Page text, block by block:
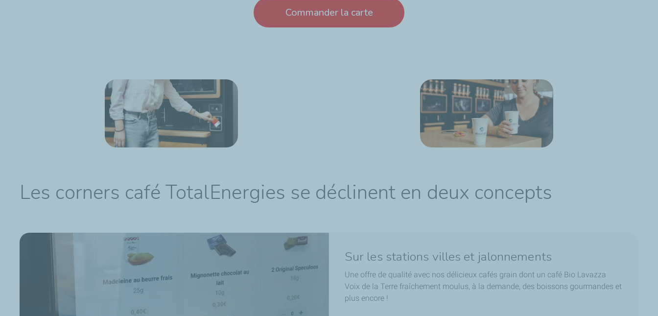
Commander la carte
Les corners café TotalEnergies se déclinent en deux concepts
Sur les stations villes et jalonnements
Une offre de qualité avec nos délicieux cafés grain dont un café Bio Lavazza
Voix de la Terre fraîchement moulus, à la demande, des boissons gourmandes et
plus encore !